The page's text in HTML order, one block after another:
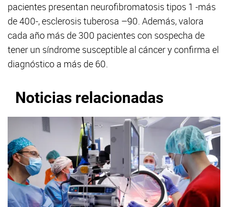
pacientes presentan neurofibromatosis tipos 1 -más
de 400-, esclerosis tuberosa –90. Además, valora
cada año más de 300 pacientes con sospecha de
tener un síndrome susceptible al cáncer y confirma el
diagnóstico a más de 60.
Noticias relacionadas